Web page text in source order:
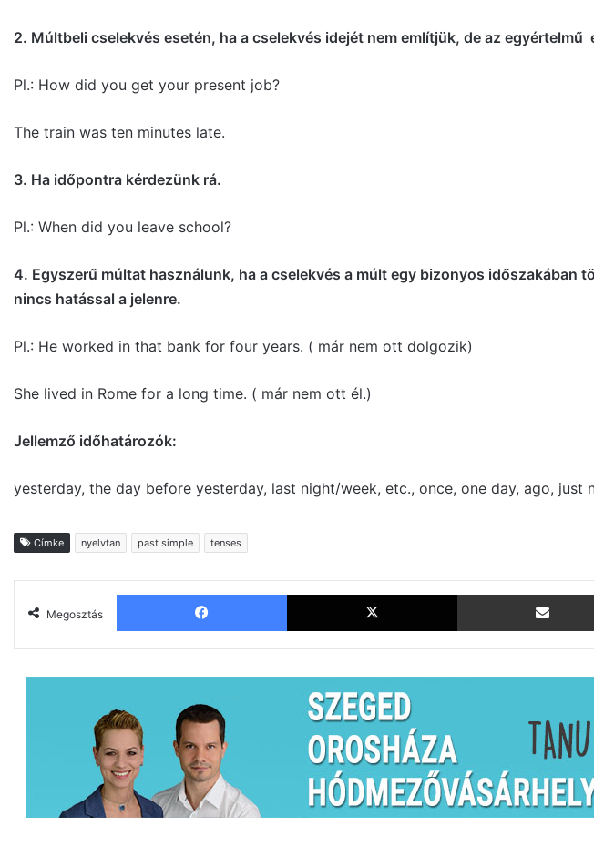
2. Múltbeli cselekvés esetén, ha a cselekvés idejét nem említjük, de az egyértelmű
Pl.: How did you get your present job?
The train was ten minutes late.
3. Ha időpontra kérdezünk rá.
Pl.: When did you leave school?
4. Egyszerű múltat használunk, ha a cselekvés a múlt egy bizonyos időszakában
nincs hatással a jelenre.
Pl.: He worked in that bank for four years. ( már nem ott dolgozik)
She lived in Rome for a long time. ( már nem ott él.)
Jellemző időhatározók:
yesterday, the day before yesterday, last night/week, etc., once, one day, ago, just
Címke nyelvtan past simple tenses
Megosztás
Facebook X